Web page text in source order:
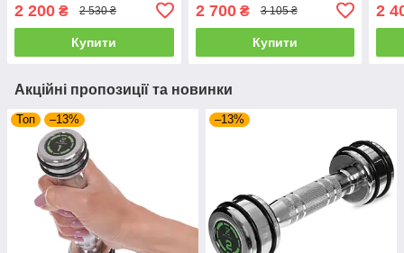
2 200 ₴ 2 530 ₴
Купити
2 700₴ 3 105 ₴
Купити
2
Акційні пропозиції та новинки
Топ –13% –13%